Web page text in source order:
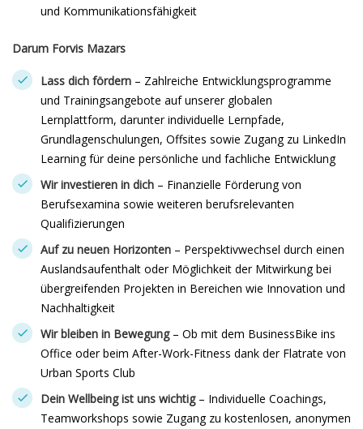
und Kommunikationsfähigkeit
Darum Forvis Mazars
Lass dich fördern – Zahlreiche Entwicklungsprogramme
und Trainingsangebote auf unserer globalen
Lernplattform, darunter individuelle Lernpfade,
Grundlagenschulungen, Offsites sowie Zugang zu LinkedIn
Learning für deine persönliche und fachliche Entwicklung
Wir investieren in dich – Finanzielle Förderung von
Berufsexamina sowie weiteren berufsrelevanten
Qualifizierungen
Auf zu neuen Horizonten – Perspektivwechsel durch einen
Auslandsaufenthalt oder Möglichkeit der Mitwirkung bei
übergreifenden Projekten in Bereichen wie Innovation und
Nachhaltigkeit
Wir bleiben in Bewegung– Ob mit dem BusinessBike ins
Office oder beim After-Work-Fitness dank der Flatrate von
Urban Sports Club
Dein Wellbeing ist uns wichtig – Individuelle Coachings,
Teamworkshops sowie Zugang zu kostenlosen, anonymen